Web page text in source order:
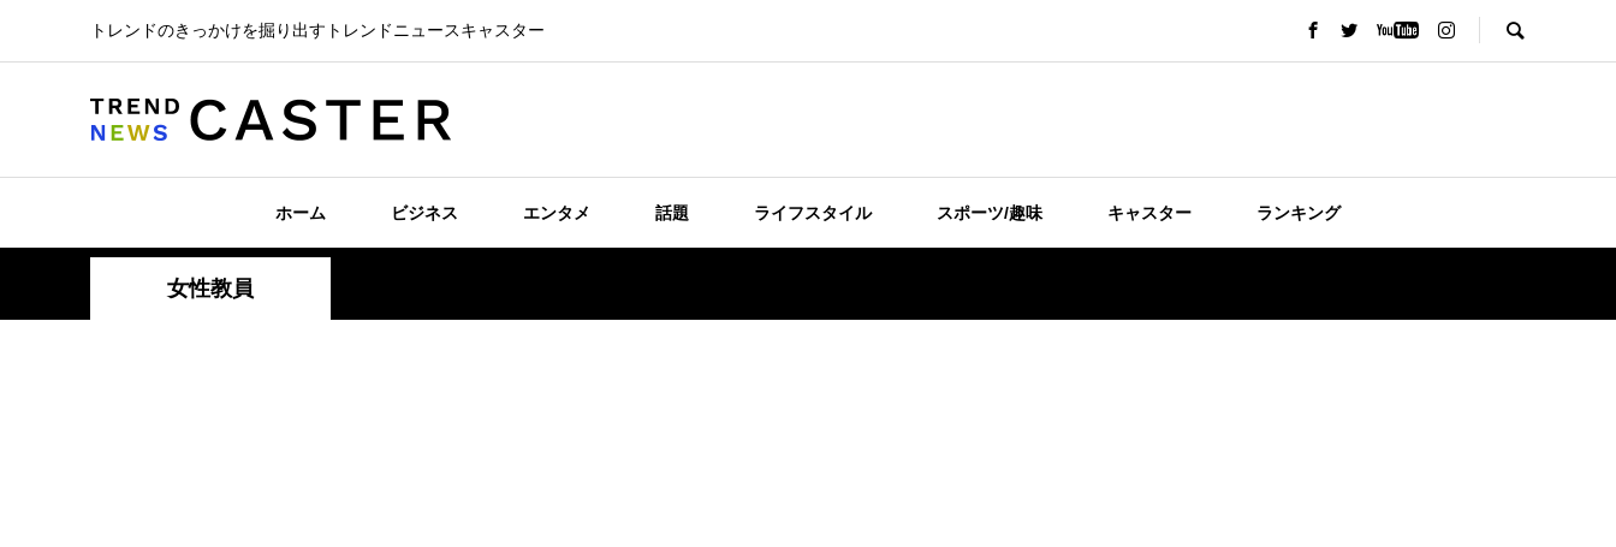
トレンドのきっかけを掘り出すトレンドニュースキャスター
ホーム ビジネス エンタメ 話題 ライフスタイル スポーツ/趣味 キャスター ランキング
女性教員